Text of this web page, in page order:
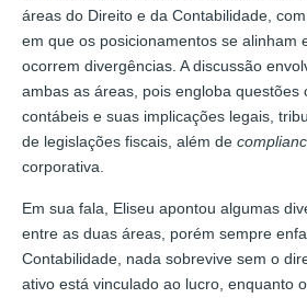
áreas do Direito e da Contabilidade,
em que os posicionamentos se alinham
ocorrem divergências. A discussão
ambas as áreas, pois engloba questões
contábeis e suas implicações legais,
de legislações fiscais, além de
corporativa.
Em sua fala, Eliseu apontou algumas
entre as duas áreas, porém sempre
Contabilidade, nada sobrevive sem o
ativo está vinculado ao lucro, enquanto